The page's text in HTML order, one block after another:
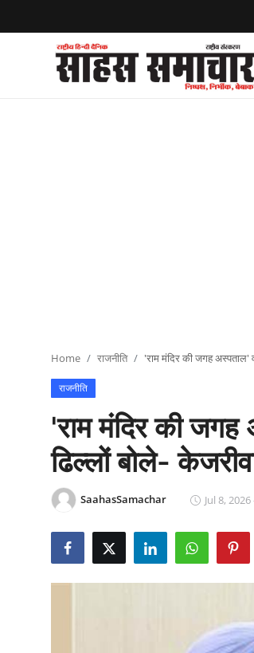
Register
Epaper
Home राजनीति 'राम मंदिर की जगह अस्पताल'
राजनीति
'राम मंदिर की
ढिल्लों बोले-
SaahasSamachar Jul 8,